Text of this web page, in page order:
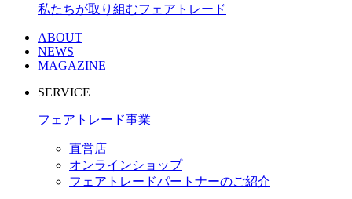
私たちが取り組むフェアトレード
ABOUT
NEWS
MAGAZINE
SERVICE
フェアトレード事業
直営店
オンラインショップ
フェアトレードパートナーのご紹介